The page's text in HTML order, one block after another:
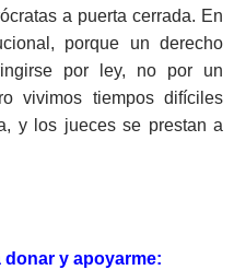
a puerta cerrada. En
porque un derecho
por ley, no por un
vivimos tiempos difíciles
y los jueces se prestan a
y apoyarme: